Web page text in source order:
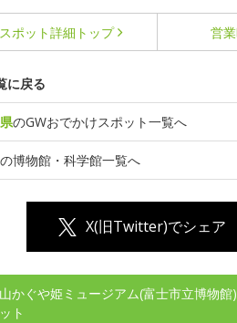
スポット詳細 トップ 営
に戻る
のGWおでかけスポット一覧へ
の博物館・科学館一覧へ
X(旧Twitter)でシェア
かぐや姫ミュージアム(富士市立博物
ト